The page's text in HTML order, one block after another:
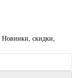
Новинки, скидки,